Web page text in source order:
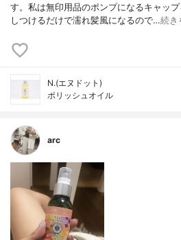
す。私は無印用品のポンプになるキャッ
しつけるだけで濡れ髪風になるので…続き
N.(エヌドット)
ポリッシュオイル
arc